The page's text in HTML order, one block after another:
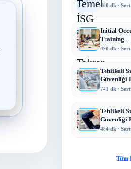
480 dk ·
Initial
Training –
490 dk ·
Tehlikeli
Güvenliği
741 dk ·
Tehlikeli
Güvenliği
484 dk ·
Tüm